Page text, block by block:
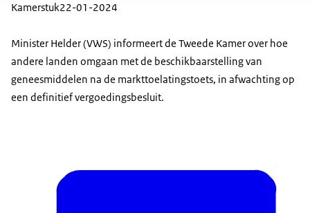
Kamerstuk22-01-2024
Minister Helder (VWS) informeert de Tweede Kamer over hoe
andere landen omgaan met de beschikbaarstelling van
geneesmiddelen na de markttoelatingstoets, in afwachting op
een definitief vergoedingsbesluit.